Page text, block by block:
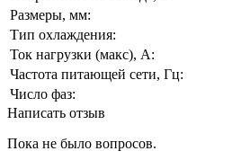
Размеры, мм:
Тип охлаждения:
Ток нагрузки (макс), А:
Частота питающей сети, Гц:
Число фаз:
Написать отзыв
Пока не было вопросов.